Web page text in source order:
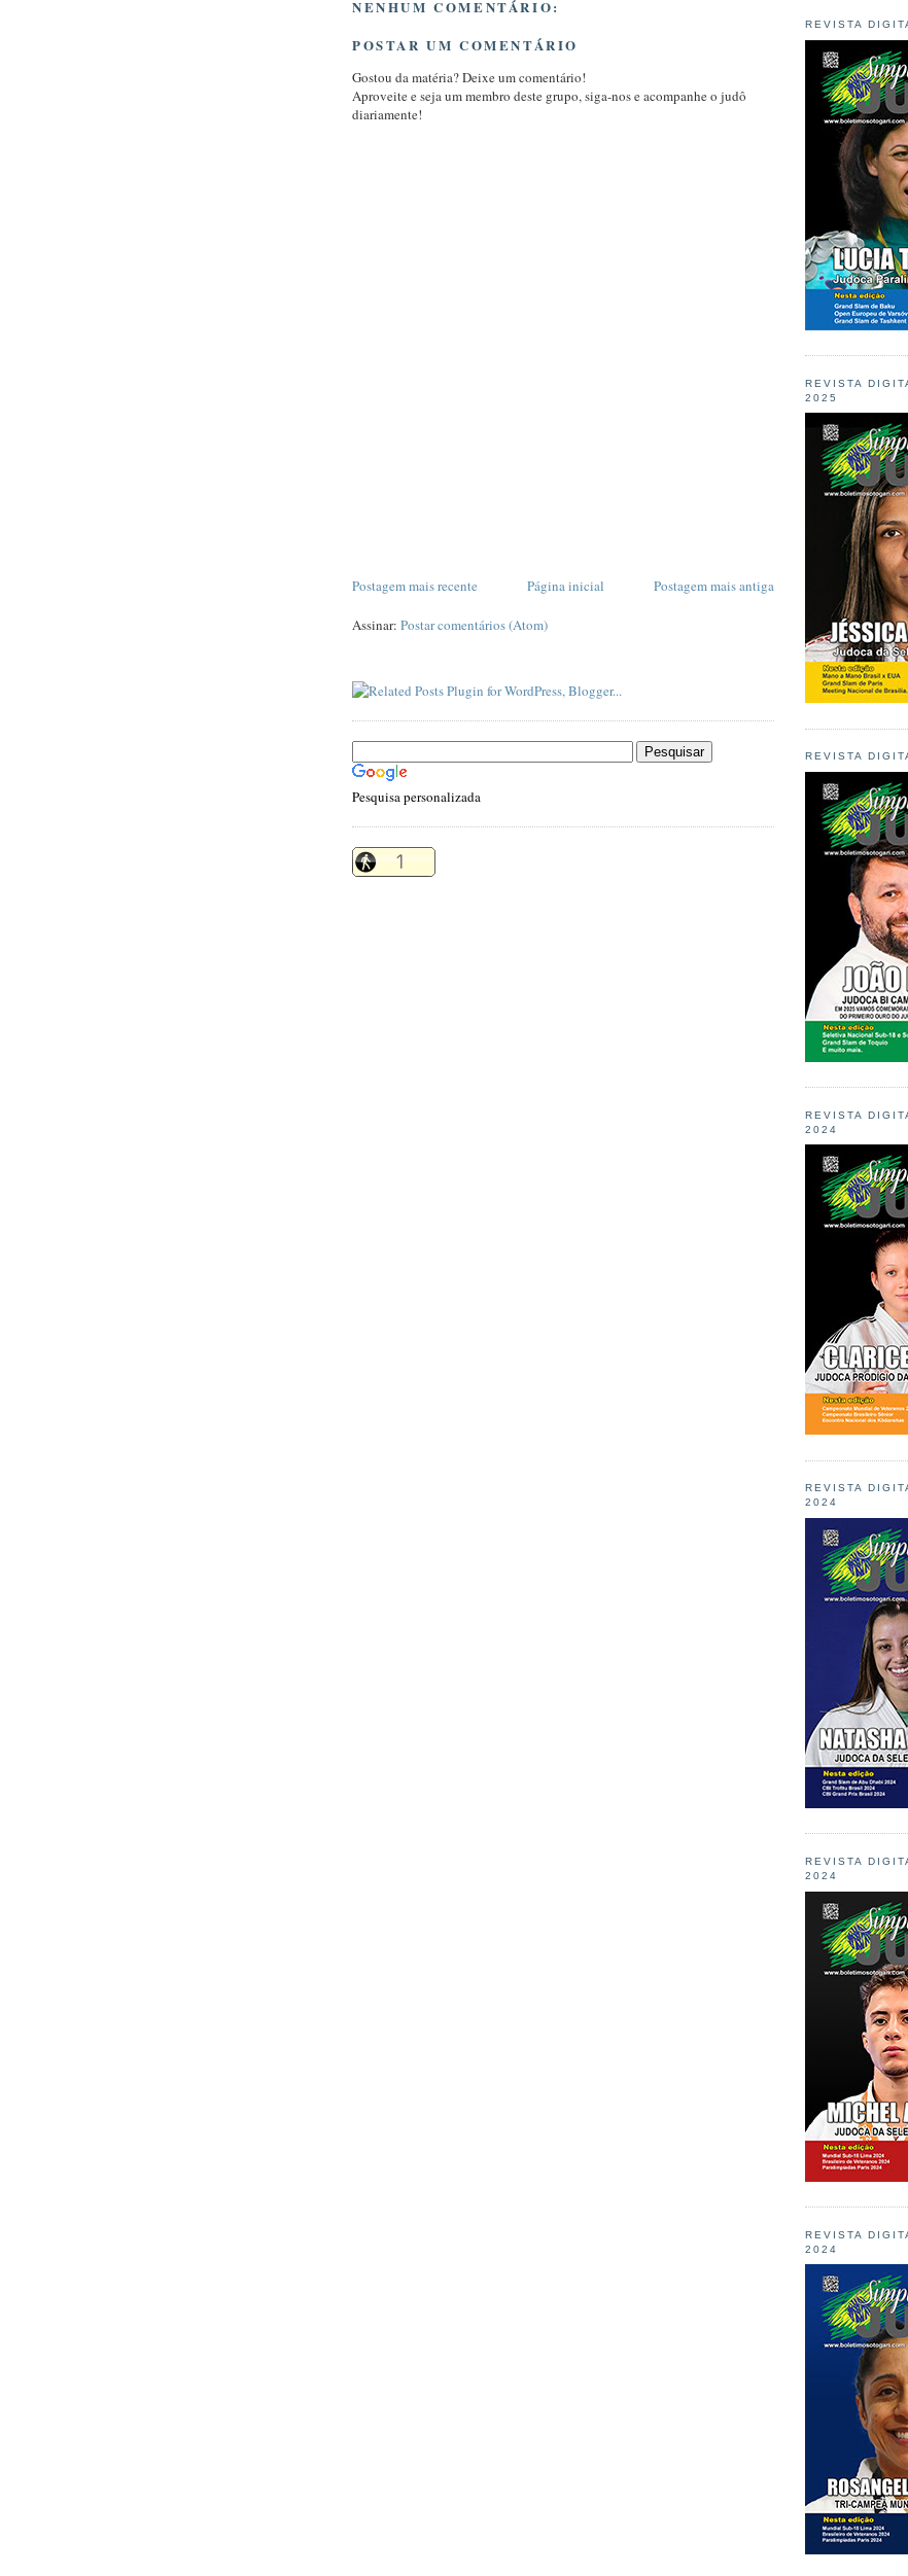
NENHUM COMENTÁRIO:
POSTAR UM COMENTÁRIO
Gostou da matéria? Deixe um comentário!
Aproveite e seja um membro deste grupo, siga-nos e acompanhe o judô
diariamente!
Postagem mais recente Postagem mais antiga
Página inicial
Assinar: Postar comentários (Atom)
Pesquisa personalizada
REVISTA
REVISTA
2025
REVISTA
REVISTA
2024
REVISTA
2024
REVISTA
2024
REVISTA
2024